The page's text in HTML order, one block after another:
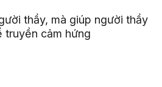
thầy, mà giúp người thầy
truyền cảm hứng